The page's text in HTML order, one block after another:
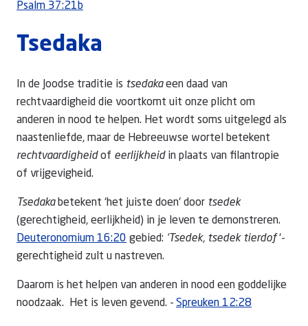
Psalm 37:21b
Tsedaka
In de Joodse traditie is tsedakaeen daad van
rechtvaardigheid die voortkomt uit onze plicht om
anderen in nood te helpen. Het wordt soms uitgelegd als
naastenliefde, maar de Hebreeuwse wortel betekent
rechtvaardigheidof eerlijkheidin plaats van filantropie
of vrijgevigheid.
Tsedakabetekent ‘het juiste doen' door tsedek
(gerechtigheid, eerlijkheid) in je leven te demonstreren.
Deuteronomium 16:20 gebied: ‘Tsedek, tsedek tierdof‘-
gerechtigheid zult u nastreven.
Daarom is het helpen van anderen in nood een goddelijke
noodzaak. Het is leven gevend. - Spreuken 12:28